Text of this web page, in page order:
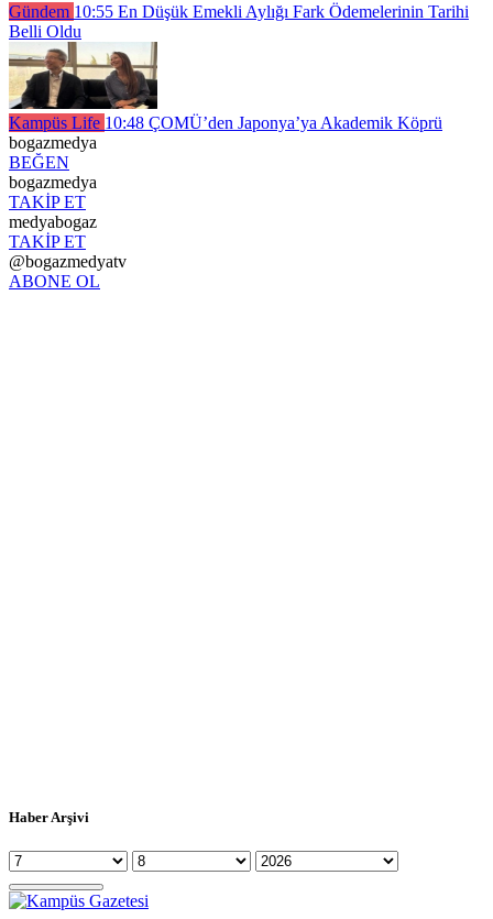
Gündem 10:55 En Düşük Emekli Aylığı Fark Ödemelerinin Tarihi
Belli Oldu
Kampüs Life 10:48 ÇOMÜ’den Japonya’ya Akademik Köprü
bogazmedya
BEĞEN
bogazmedya
TAKİP ET
medyabogaz
TAKİP ET
@bogazmedyatv
ABONE OL
Haber Arşivi